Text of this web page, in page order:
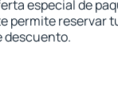
especial de
permite reservar
descuento.